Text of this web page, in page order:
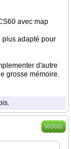
avec map
plus adapté pour
d'autre
grosse mémoire.
viouu